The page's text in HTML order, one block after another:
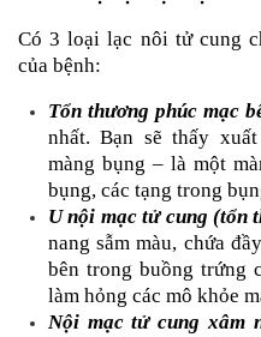
Có 3 loại lạc nôi tử cung
của bệnh:
Tổn thương phúc mạc
nhất. Bạn sẽ thấy
màng bụng – là một
bụng, các tạng trong
U nội mạc tử cung (tổn
nang sẫm màu, chứa
bên trong buồng trứng
làm hỏng các mô khỏe
Nội mạc tử cung xâm